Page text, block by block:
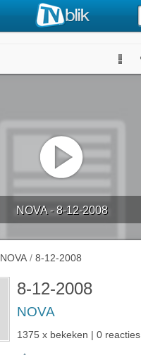
NOVA - 8-12-2008
NOVA / 8-12-2008
8-12-2008
NOVA
1375 x bekeken | 0 reacties